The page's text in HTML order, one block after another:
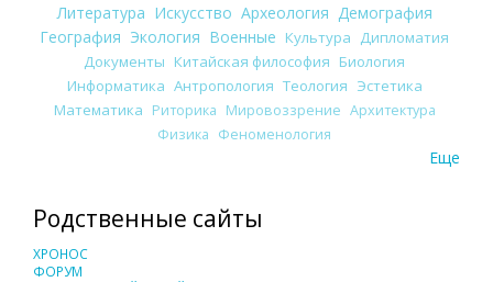
Литература Искусство Археология Демография
География Экология Военные Культура
Дипломатия
Документы Китайская философия Биология
Информатика Антропология Теология Эстетика
Математика Риторика Мировоззрение Архитектура
Физика Феноменология
Еще
Родственные сайты
ХРОНОС
ФОРУМ